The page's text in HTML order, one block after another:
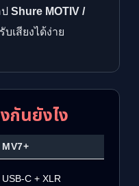
Shure MOTIV /
เสียงได้ง่าย
กันยังไง
MV7+
USB-C + XLR